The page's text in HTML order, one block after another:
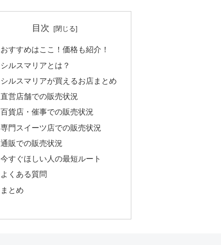
目次
おすすめはここ！価格も紹介！
シルスマリアとは？
シルスマリアが買えるお店まとめ
直営店舗での販売状況
百貨店・催事での販売状況
専門スイーツ店での販売状況
通販での販売状況
今すぐほしい人の最短ルート
よくある質問
まとめ